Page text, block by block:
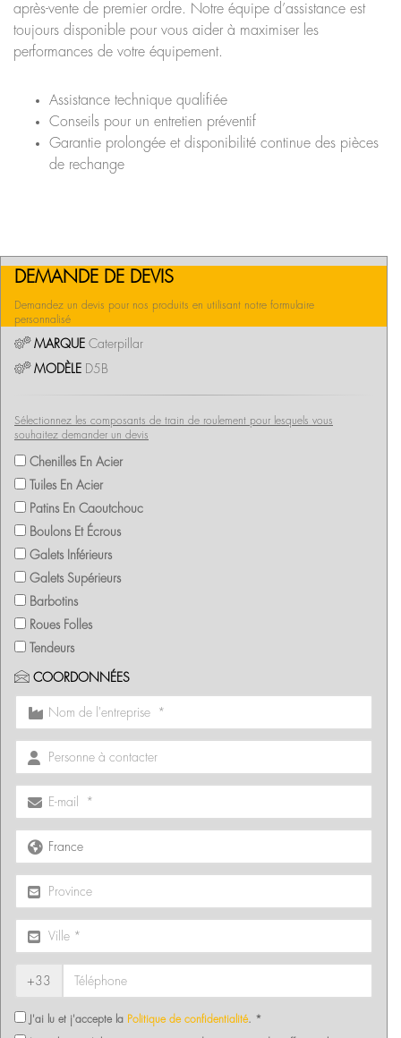
après-vente de premier ordre. Notre équipe d’assistance est
toujours disponible pour vous aider à maximiser les
performances de votre équipement.
Assistance technique qualifiée
Conseils pour un entretien préventif
Garantie prolongée et disponibilité continue des pièces
de rechange
DEMANDE DE DEVIS
Demandez un devis pour nos produits en utilisant notre formulaire
personnalisé
MARQUE Caterpillar
MODÈLE D5B
Sélectionnez les composants de train de roulement pour lesquels vous
souhaitez demander un devis
Chenilles En Acier
Tuiles En Acier
Patins En Caoutchouc
Boulons Et Écrous
Galets Inférieurs
Galets Supérieurs
Barbotins
Roues Folles
Tendeurs
COORDONNÉES
+33
J'ai lu et j'accepte la Politique de confidentialité. *